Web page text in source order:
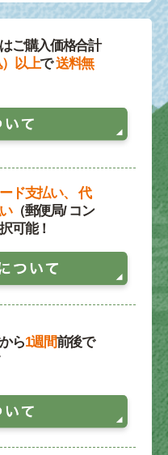
ご購入価格合計
以上で送料無
ド支払い、 代
（郵便局/ コン
可能！
ら1週間前後で